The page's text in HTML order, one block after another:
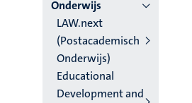
4
Nederlands
(NL)
Onderwijs
LAW.next
(Postacademisch
Onderwijs)
Educational
Development and